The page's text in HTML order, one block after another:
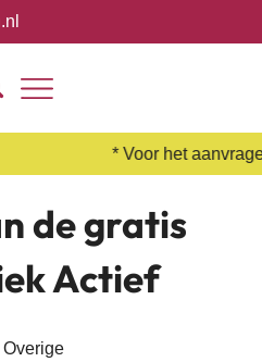
* Voor het
de gratis
Actief
Overige